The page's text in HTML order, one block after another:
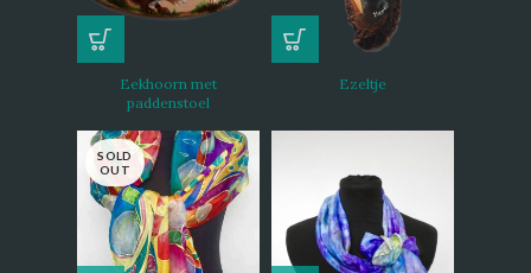
Eekhoorn met
paddenstoel
Ezeltje
SOLD
OUT